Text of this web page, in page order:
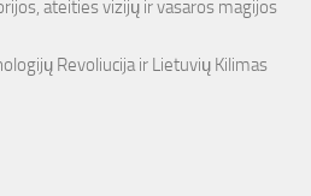
ateities vizijų ir vasaros magijos
Revoliucija ir Lietuvių Kilimas